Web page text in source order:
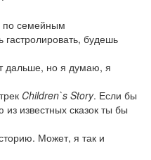
по семейным
гастролировать, будешь
дальше, но я думаю, я
Children`s Story. Если бы
известных сказок ты бы
Может, я так и